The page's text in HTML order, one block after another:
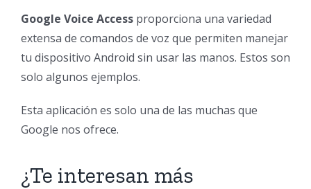
Google Voice Access proporciona una variedad
extensa de comandos de voz que permiten manejar
tu dispositivo Android sin usar las manos. Estos son
solo algunos ejemplos.
Esta aplicación es solo una de las muchas que
Google nos ofrece.
¿Te interesan más